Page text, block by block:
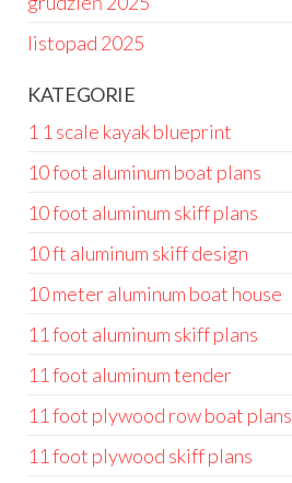
listopad 2025
KATEGORIE
1 1 scale kayak blueprint
10 foot aluminum boat plans
10 foot aluminum skiff plans
10 ft aluminum skiff design
10 meter aluminum boat house
11 foot aluminum skiff plans
11 foot aluminum tender
11 foot plywood row boat plans
11 foot plywood skiff plans